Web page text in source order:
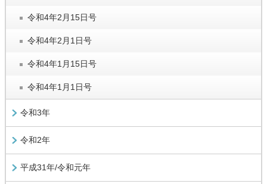
令和4年2月15日号
令和4年2月1日号
令和4年1月15日号
令和4年1月1日号
令和3年
令和2年
平成31年/令和元年